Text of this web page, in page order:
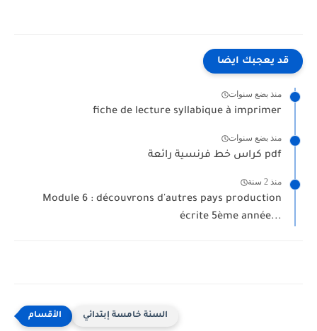
قد يعجبك ايضا
منذ بضع سنوات
fiche de lecture syllabique à imprimer
منذ بضع سنوات
كراس خط فرنسية رائعة pdf
منذ 2 سنة
Module 6 : découvrons d'autres pays production
écrite 5ème année...
السنة خامسة إبتدائي